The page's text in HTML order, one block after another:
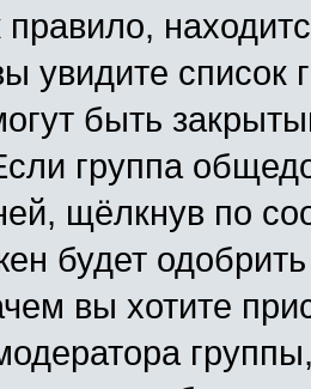
правило,
увидите список
быть
группа
щёлкнув по
будет
вы хотите